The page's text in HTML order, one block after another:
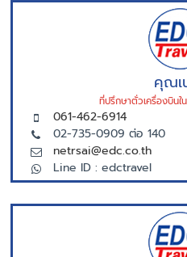
คุณเ
ที่ปรึกษาตั่วเครื่องบินใ
061-462-6914
02-735-0909 ต่อ 140
netrsai@edc.co.th
Line ID : edctravel